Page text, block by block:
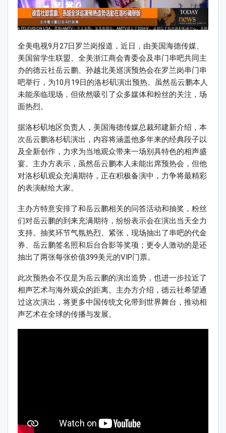
全美电视9月27日罗兰岗报道，近日，由美国海德传媒、
美国留学生联盟、全美浙江商会青委会及串门串吧共同主
办的德云社岳云鹏、孙越北美巡演预热会在罗兰岗串门串
吧举行，为10月19日的洛杉矶演出预热。虽然岳云鹏本人
未能亲临现场，但依然吸引了众多媒体和粉丝的关注，场
面热烈。
据洛杉矶地区负责人，美国海德传媒总裁邳建新介绍，本
次岳云鹏洛杉矶演出，内容将涵盖他多年来的经典段子以
及全新创作，力求为当地观众带来一场别具特色的相声盛
宴。主办方表示，虽然岳云鹏本人未能出席预热会，但他
对洛杉矶观众充满期待，正在积极备演中，力争将最精彩
的表演献给大家。
主办方特意安排了和岳云鹏相关的问答活动和抽奖，粉丝
们对岳云鹏的到来充满期待，纷纷表示会在演出当天全力
支持。抽奖环节气氛热烈、紧张，现场抽出了串吧的代金
券、岳云鹏签名照和后台合影等奖项；更令人激动的是还
抽出了两张每张价值399美元的VIP门票。
此次预热会不仅是为岳云鹏的演出造势，也进一步拉近了
相声艺术与海外观众的距离。主办方介绍，德云社希望通
过这次演出，将更多中国传统文化带到世界舞台，推动相
声艺术在全球的传播与发展。